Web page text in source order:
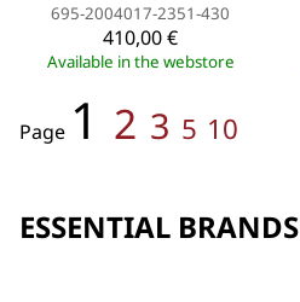
695-2004017-2351-430
410,00 €
Available in the webstore
Page 1 2 3 5 10
ESSENTIAL BRANDS